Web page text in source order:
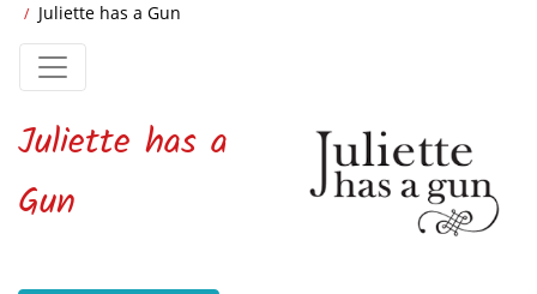
Juliette has a Gun
Juliette has a
Gun